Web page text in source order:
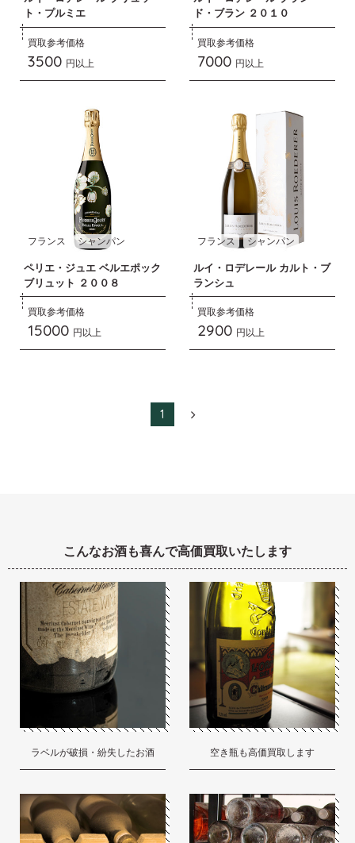
ト・プルミエ
買取参考価格
3500 円以上
ド・ブラン ２０１０
買取参考価格
7000 円以上
フランス シャンパン
ペリエ・ジュエ ベルエポック
ブリュット ２００８
買取参考価格
15000 円以上
フランス シャンパン
ルイ・ロデレール カルト・ブ
ランシュ
買取参考価格
2900 円以上
1 2
3
4
5
6
7
こんなお酒も喜んで高価買取いたします
ラベルが破損・紛失したお酒 空き瓶も高価買取します